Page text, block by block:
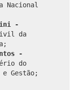
Nacional
-
da
-
do
e Gestão;